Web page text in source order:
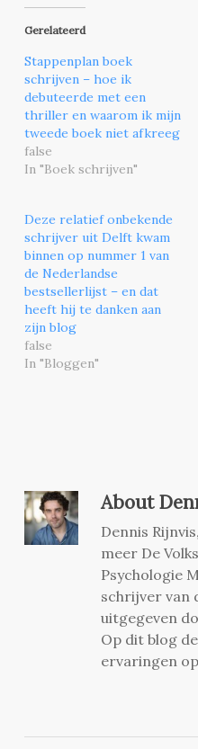
Gerelateerd
Stappenplan boek
schrijven – hoe ik
debuteerde met een
thriller en waarom ik mijn
tweede boek niet afkreeg
false
In "Boek schrijven"
Deze relatief onbekende
schrijver uit Delft kwam
binnen op nummer 1 van
de Nederlandse
bestsellerlijst – en dat
heeft hij te danken aan
zijn blog
false
In "Bloggen"
About
Dennis
meer De
Psychologie
schrijver van
uitgegeven
Op dit blog
ervaringen